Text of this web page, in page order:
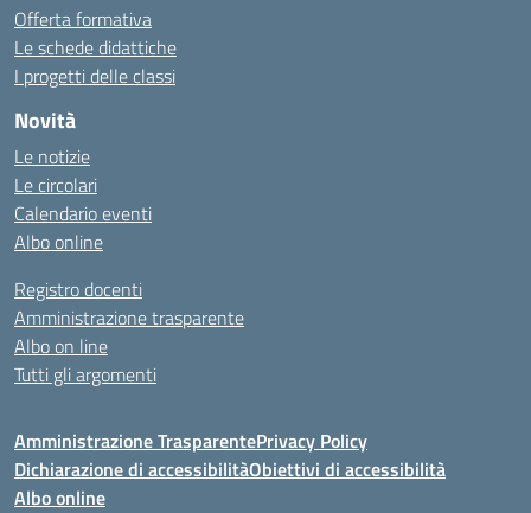
Offerta formativa
Le schede didattiche
I progetti delle classi
Novità
Le notizie
Le circolari
Calendario eventi
Albo online
Registro docenti
Amministrazione trasparente
Albo on line
Tutti gli argomenti
Amministrazione TrasparentePrivacy Policy
Dichiarazione di accessibilitàObiettivi di accessibilità
Albo online